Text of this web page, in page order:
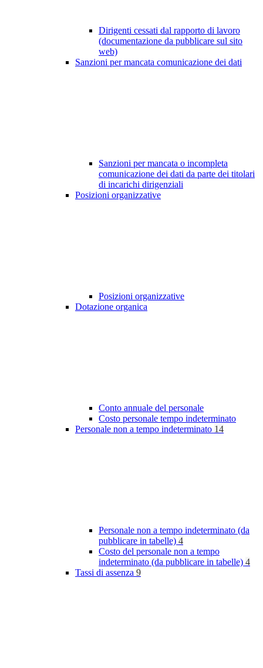
Dirigenti cessati dal rapporto di lavoro
(documentazione da pubblicare sul sito
web)
Sanzioni per mancata comunicazione dei dati
Sanzioni per mancata o incompleta
comunicazione dei dati da parte dei titolari
di incarichi dirigenziali
Posizioni organizzative
Posizioni organizzative
Dotazione organica
Conto annuale del personale
Costo personale tempo indeterminato
Personale non a tempo indeterminato 14
Personale non a tempo indeterminato (da
pubblicare in tabelle) 4
Costo del personale non a tempo
indeterminato (da pubblicare in tabelle) 4
Tassi di assenza 9